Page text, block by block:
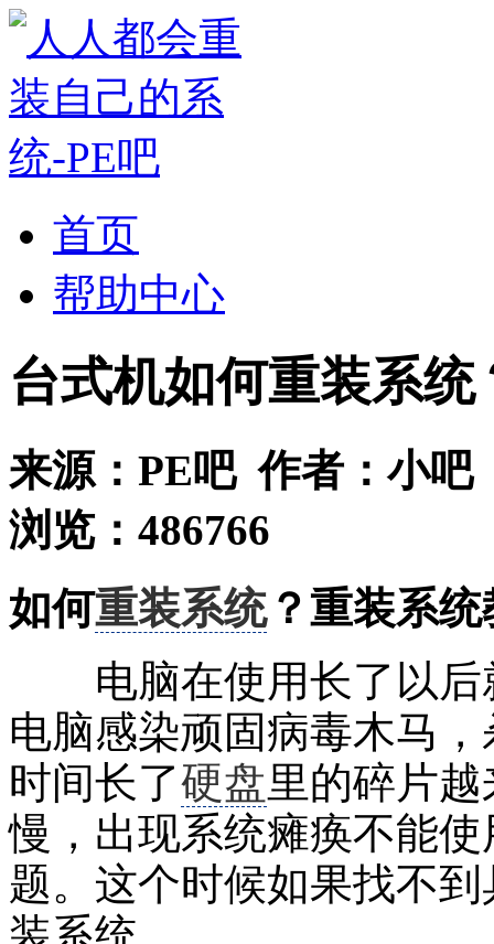
首页
帮助中心
台式机如何重装系
来源： PE吧作者：小吧
浏览： 486766
如何重装系统？重装系统
电脑在使用长了以后
电脑感染顽固病毒木马
时间长了硬盘里的碎片
慢，出现系统瘫痪不能
题。这个时候如果找不